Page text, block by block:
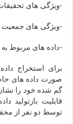
-ویژگی های
-ویژگی های جمعیت
-داده های مربوط به
برای استخراج
صورت داده های
گم شده خود را
قابلیت بازتولید
توسط دو نفر از